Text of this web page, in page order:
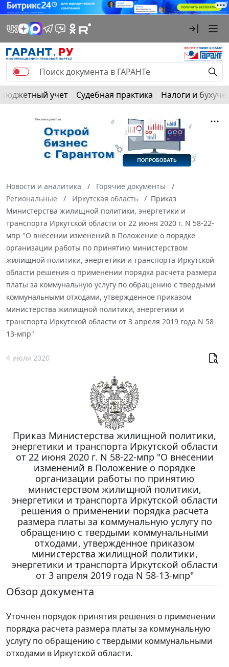
Бюджетный учет Судебная практика Налоги и
Новости и аналитика
Горячие документы
Региональные
Иркутская область
Приказ
Министерства жилищной политики, энергетики и
транспорта Иркутской области от 22 июня 2020 г. N 58-22-
мпр "О внесении изменений в Положение о порядке
организации работы по принятию министерством
жилищной политики, энергетики и транспорта Иркутской
области решения о применении порядка расчета размера
платы за коммунальную услугу по обращению с твердыми
коммунальными отходами, утвержденное приказом
министерства жилищной политики, энергетики и
транспорта Иркутской области от 3 апреля 2019 года N 58-
13-мпр"
4 июля 2020
Приказ Министерства жилищной политики,
энергетики и транспорта Иркутской области
от 22 июня 2020 г. N 58-22-мпр "О внесении
изменений в Положение о порядке
организации работы по принятию
министерством жилищной политики,
энергетики и транспорта Иркутской области
решения о применении порядка расчета
размера платы за коммунальную услугу по
обращению с твердыми коммунальными
отходами, утвержденное приказом
министерства жилищной политики,
энергетики и транспорта Иркутской области
от 3 апреля 2019 года N 58-13-мпр"
Обзор документа
Уточнен порядок принятия решения о применении
порядка расчета размера платы за коммунальную
услугу по обращению с твердыми коммунальными
отходами в Иркутской области.